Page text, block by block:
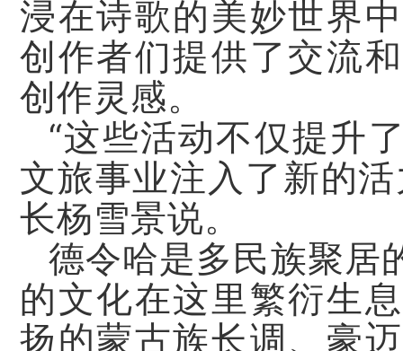
浸在诗歌的美妙世界
创作者们提供了交流
创作灵感。
“这些活动不仅提升
文旅事业注入了新的
长杨雪景说。
德令哈是多民族聚居
的文化在这里繁衍生
扬的蒙古族长调、豪